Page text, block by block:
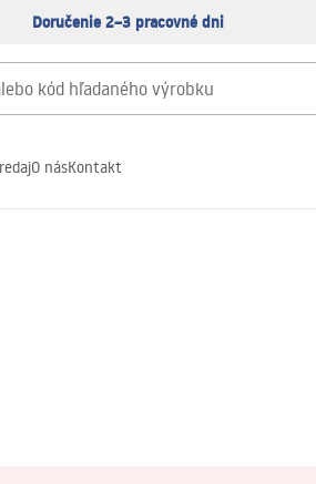
Doručenie 2–3 pracovné dni
O násKontakt